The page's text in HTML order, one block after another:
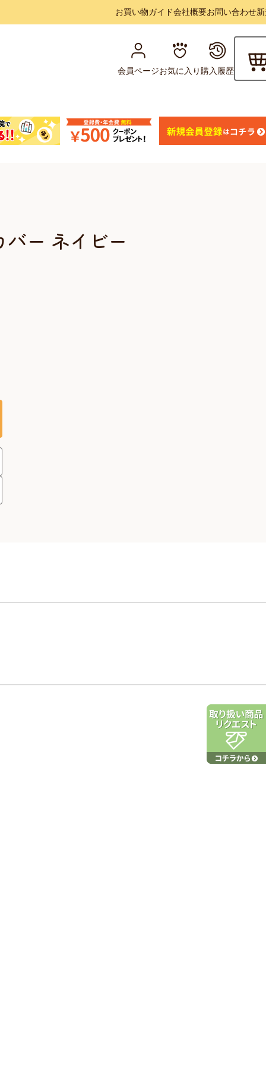
お買い物ガイド会社概要お問い合わせ
会員ページお気に入り購入履歴
ー ネイビー